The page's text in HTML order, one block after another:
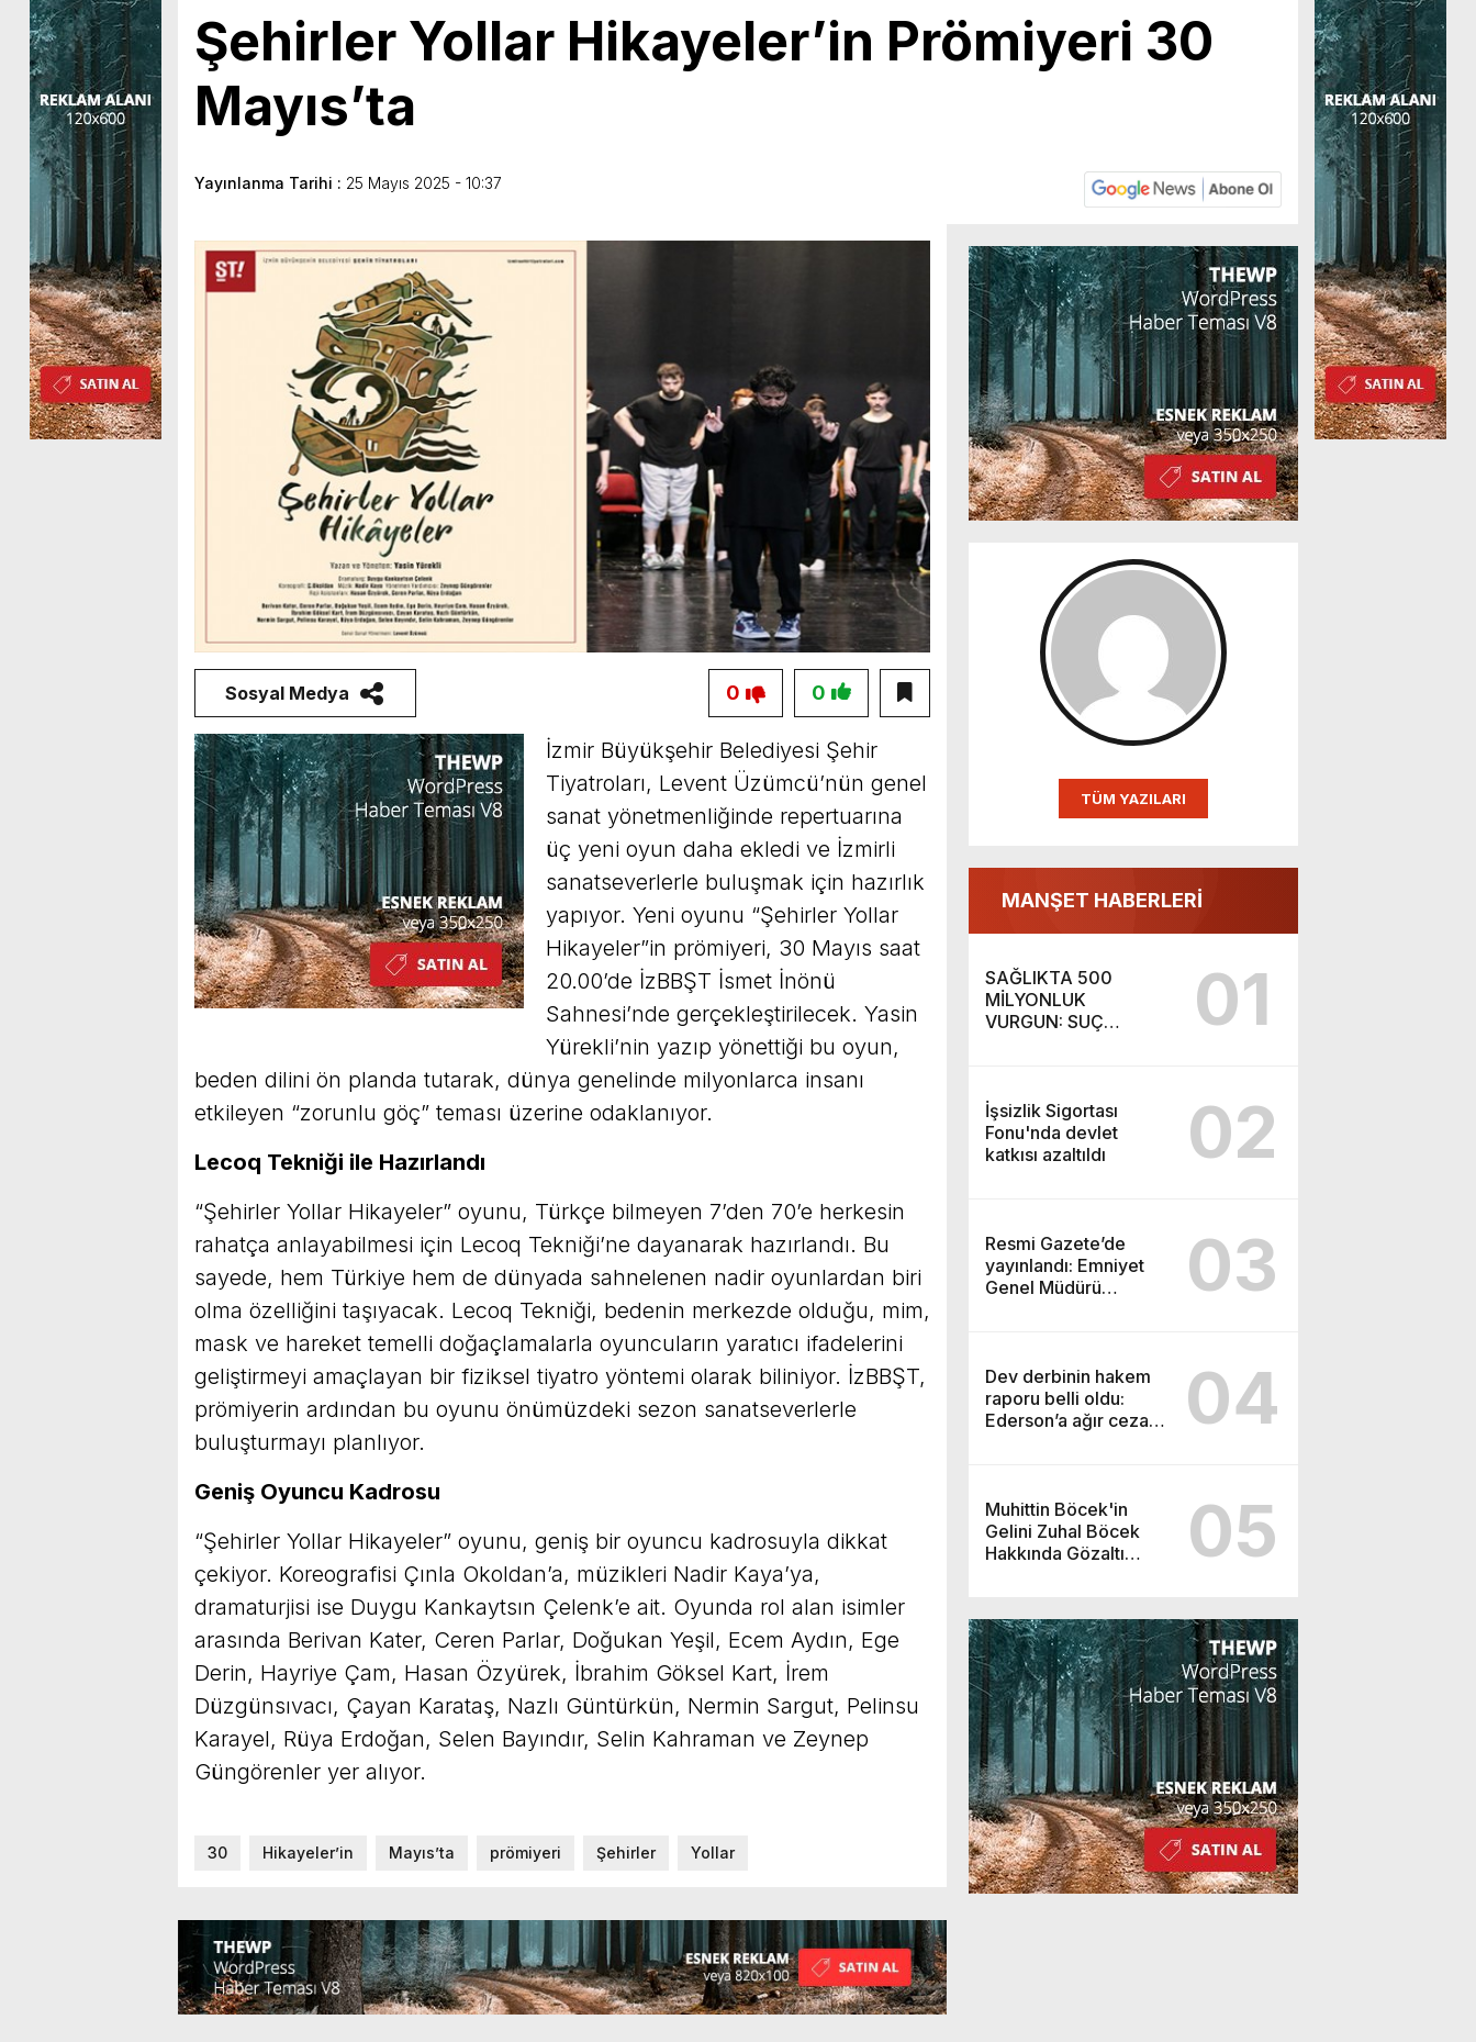
Şehirler Yollar Hikayeler’in Prömiyeri 30
Mayıs’ta
Yayınlanma Tarihi : 25 Mayıs 2025 - 10:37
TÜM YAZILARI
MANŞET HABERLERİ
SAĞLIKTA 500
MİLYONLUK
VURGUN: SUÇ
01
İşsizlik Sigortası
Fonu'nda devlet
katkısı azaltıldı
02
Resmi Gazete’de
yayınlandı: Emniyet
Genel Müdürü
03
Dev derbinin hakem
raporu belli oldu:
Ederson’a ağır ceza
04
Muhittin Böcek'in
Gelini Zuhal Böcek
Hakkında Gözaltı
05
Sosyal Medya 0
0
İzmir Büyükşehir Belediyesi Şehir
Tiyatroları, Levent Üzümcü’nün genel
sanat yönetmenliğinde repertuarına
üç yeni oyun daha ekledi ve İzmirli
sanatseverlerle buluşmak için hazırlık
yapıyor. Yeni oyunu “Şehirler Yollar
Hikayeler”in prömiyeri, 30 Mayıs saat
20.00’de İzBBŞT İsmet İnönü
Sahnesi’nde gerçekleştirilecek. Yasin
Yürekli’nin yazıp yönettiği bu oyun,
beden dilini ön planda tutarak, dünya genelinde milyonlarca insanı
etkileyen “zorunlu göç” teması üzerine odaklanıyor.
Lecoq Tekniği ile Hazırlandı
“Şehirler Yollar Hikayeler” oyunu, Türkçe bilmeyen 7’den 70’e herkesin
rahatça anlayabilmesi için Lecoq Tekniği’ne dayanarak hazırlandı. Bu
sayede, hem Türkiye hem de dünyada sahnelenen nadir oyunlardan biri
olma özelliğini taşıyacak. Lecoq Tekniği, bedenin merkezde olduğu, mim,
mask ve hareket temelli doğaçlamalarla oyuncuların yaratıcı ifadelerini
geliştirmeyi amaçlayan bir fiziksel tiyatro yöntemi olarak biliniyor. İzBBŞT,
prömiyerin ardından bu oyunu önümüzdeki sezon sanatseverlerle
buluşturmayı planlıyor.
Geniş Oyuncu Kadrosu
“Şehirler Yollar Hikayeler” oyunu, geniş bir oyuncu kadrosuyla dikkat
çekiyor. Koreografisi Çınla Okoldan’a, müzikleri Nadir Kaya’ya,
dramaturjisi ise Duygu Kankaytsın Çelenk’e ait. Oyunda rol alan isimler
arasında Berivan Kater, Ceren Parlar, Doğukan Yeşil, Ecem Aydın, Ege
Derin, Hayriye Çam, Hasan Özyürek, İbrahim Göksel Kart, İrem
Düzgünsıvacı, Çayan Karataş, Nazlı Güntürkün, Nermin Sargut, Pelinsu
Karayel, Rüya Erdoğan, Selen Bayındır, Selin Kahraman ve Zeynep
Güngörenler yer alıyor.
30 Hikayeler’in Mayıs’ta prömiyeri Şehirler Yollar